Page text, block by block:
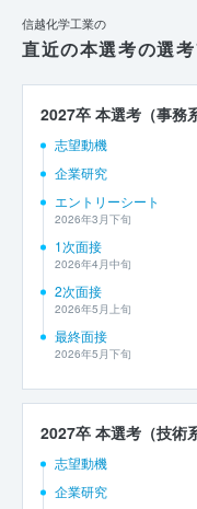
信越化学工業の
直近の本選考の選
2027卒 本選考（事務
志望動機
企業研究
エントリーシート
2026年3月下旬
1次面接
2026年4月中旬
2次面接
2026年5月上旬
最終面接
2026年5月下旬
2027卒 本選考（技術
志望動機
企業研究